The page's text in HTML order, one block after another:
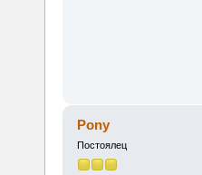
Pony
Постоялец